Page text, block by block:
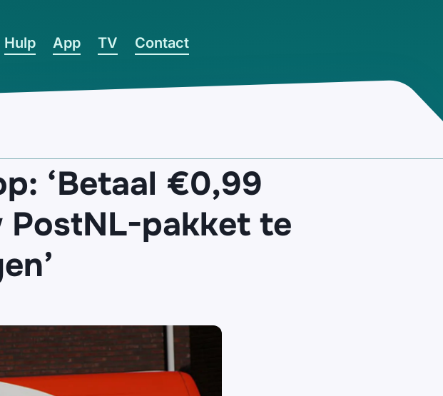
Hulp App TV Contact
‘Betaal €0,99
PostNL-pakket te